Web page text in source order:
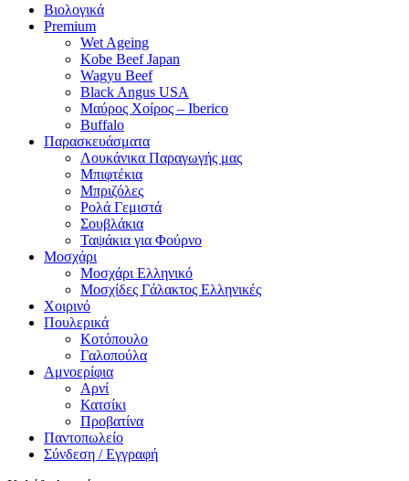
Βιολογικά
Premium
Wet Ageing
Kobe Beef Japan
Wagyu Beef
Black Angus USA
Μαύρος Χοίρος – Iberico
Buffalo
Παρασκευάσματα
Λουκάνικα Παραγωγής μας
Μπιφτέκια
Μπριζόλες
Ρολά Γεμιστά
Σουβλάκια
Ταψάκια για Φούρνο
Μοσχάρι
Μοσχάρι Ελληνικό
Μοσχίδες Γάλακτος Ελληνικές
Χοιρινό
Πουλερικά
Κοτόπουλο
Γαλοπούλα
Αμνοερίφια
Αρνί
Κατσίκι
Προβατίνα
Παντοπωλείο
Σύνδεση / Εγγραφή